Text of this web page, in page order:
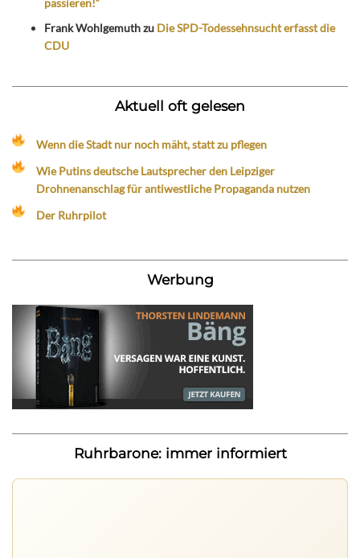
passieren!“
Frank Wohlgemuthzu Die SPD-Todessehnsucht erfasst die
CDU
Aktuell oft gelesen
Wenn die Stadt nur noch mäht, statt zu pflegen
Wie Putins deutsche Lautsprecher den Leipziger
Drohnenanschlag für antiwestliche Propaganda nutzen
Der Ruhrpilot
Werbung
Ruhrbarone: immer informiert